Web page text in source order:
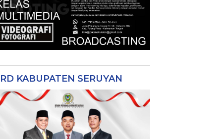
KABUPATEN SERUYAN